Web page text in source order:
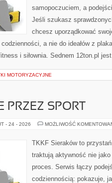
samopoczuciem, a
Jeśli szukasz
chcesz uporządkować
a nie do ideałów z
i siłownia. Sednem 12ton.pl
MOTORYZACYJNE
SPORT
- 24 - 2026 MOŻLIWOŚĆ
TKKF Sieraków to
traktują aktywność nie
proces. Serwis łączy
codziennością: pokazuje,